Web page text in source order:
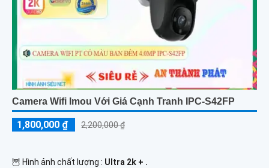
Camera Wifi Imou Với Giá Cạnh Tranh IPC-S42FP
1,800,000 ₫ 2,200,000 ₫
🦉 Hình ảnh chất lượng : Ultra 2k + .